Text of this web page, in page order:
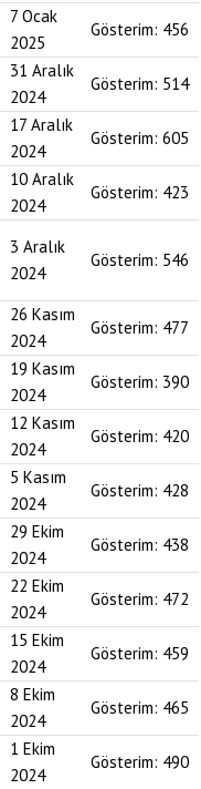
7 Ocak
2025
Gösterim: 456
31 Aralık
2024
Gösterim: 514
17 Aralık
2024
Gösterim: 605
10 Aralık
2024
Gösterim: 423
3 Aralık
2024
Gösterim: 546
26 Kasım
2024
Gösterim: 477
19 Kasım
2024
Gösterim: 390
12 Kasım
2024
Gösterim: 420
5 Kasım
2024
Gösterim: 428
29 Ekim
2024
Gösterim: 438
22 Ekim
2024
Gösterim: 472
15 Ekim
2024
Gösterim: 459
8 Ekim
2024
Gösterim: 465
1 Ekim
2024
Gösterim: 490